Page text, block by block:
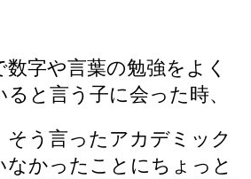
字や言葉の勉強をよく
と言う子に会った時、
そう言ったアカデミック
なかったことにちょっと